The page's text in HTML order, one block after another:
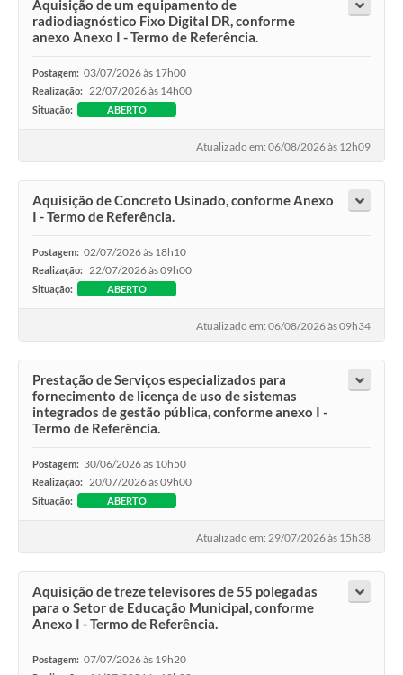
Aquisição de um equipamento de
radiodiagnóstico Fixo Digital DR, conforme
anexo Anexo I - Termo de Referência.
Postagem: 03/07/2026 às 17h00
Realização: 22/07/2026 às 14h00
Situação: ABERTO
Atualizado em: 06/08/2026 às 12h09
Aquisição de Concreto Usinado, conforme Anexo
I - Termo de Referência.
Postagem: 02/07/2026 às 18h10
Realização: 22/07/2026 às 09h00
Situação: ABERTO
Atualizado em: 06/08/2026 às 09h34
Prestação de Serviços especializados para
fornecimento de licença de uso de sistemas
integrados de gestão pública, conforme anexo I -
Termo de Referência.
Postagem: 30/06/2026 às 10h50
Realização: 20/07/2026 às 09h00
Situação: ABERTO
Atualizado em: 29/07/2026 às 15h38
Aquisição de treze televisores de 55 polegadas
para o Setor de Educação Municipal, conforme
Anexo I - Termo de Referência.
Postagem: 07/07/2026 às 19h20